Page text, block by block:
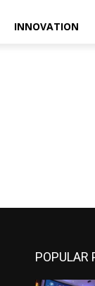
INNOVATION
POPULAR